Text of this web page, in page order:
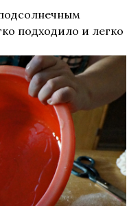
подходило и легко